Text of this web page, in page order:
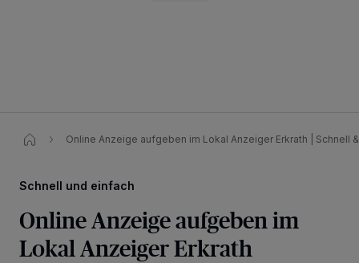
Online Anzeige aufgeben im Lokal Anzeiger Erkrath | Schnell
Schnell und einfach
Online Anzeige aufgeben im
Lokal Anzeiger Erkrath